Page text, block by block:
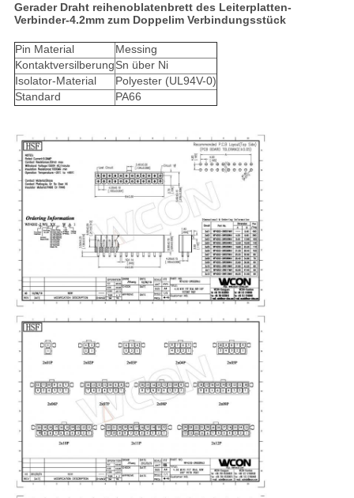
Gerader Draht reihenoblatenbrett des Leiterplatten-
Verbinder-4.2mm zum Doppelim Verbindungsstück
Pin Material
Messing
KontaktversilberungSn über Ni
Isolator-Material
Polyester (UL94V-0)
Standard
PA66